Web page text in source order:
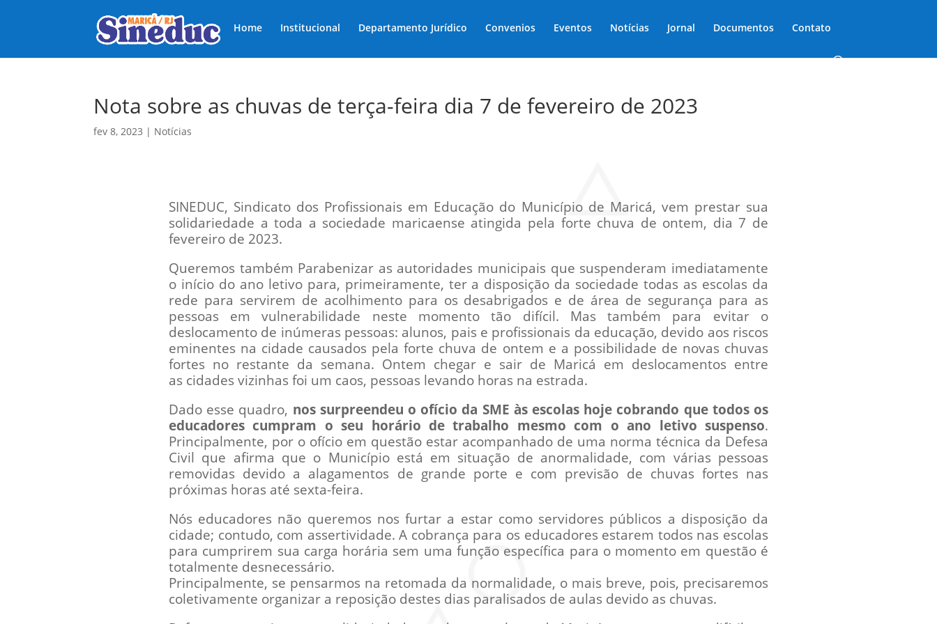
Home Institucional Departamento Jurídico Convenios Eventos Notícias Jornal Documentos Contato
Nota sobre as chuvas de terça-feira dia 7 de fevereiro de 2023
fev 8, 2023 | Notícias
SINEDUC, Sindicato dos Profissionais em Educação do Município de Maricá, vem prestar sua
solidariedade a toda a sociedade maricaense atingida pela forte chuva de ontem, dia 7 de
fevereiro de 2023.
Queremos também Parabenizar as autoridades municipais que suspenderam imediatamente
o início do ano letivo para, primeiramente, ter a disposição da sociedade todas as escolas da
rede para servirem de acolhimento para os desabrigados e de área de segurança para as
pessoas em vulnerabilidade neste momento tão difícil. Mas também para evitar o
deslocamento de inúmeras pessoas: alunos, pais e profissionais da educação, devido aos riscos
eminentes na cidade causados pela forte chuva de ontem e a possibilidade de novas chuvas
fortes no restante da semana. Ontem chegar e sair de Maricá em deslocamentos entre
as cidades vizinhas foi um caos, pessoas levando horas na estrada.
Dado esse quadro, nos surpreendeu o ofício da SME às escolas hoje cobrando que todos os
educadores cumpram o seu horário de trabalho mesmo com o ano letivo suspenso.
Principalmente, por o ofício em questão estar acompanhado de uma norma técnica da Defesa
Civil que afirma que o Município está em situação de anormalidade, com várias pessoas
removidas devido a alagamentos de grande porte e com previsão de chuvas fortes nas
próximas horas até sexta-feira.
Nós educadores não queremos nos furtar a estar como servidores públicos a disposição da
cidade; contudo, com assertividade. A cobrança para os educadores estarem todos nas escolas
para cumprirem sua carga horária sem uma função específica para o momento em questão é
totalmente desnecessário.
Principalmente, se pensarmos na retomada da normalidade, o mais breve, pois, precisaremos
coletivamente organizar a reposição destes dias paralisados de aulas devido as chuvas.